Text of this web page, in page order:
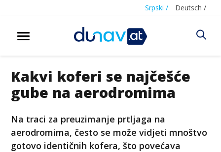
Srpski / Deutsch /
Kakvi koferi se najčešće
gube na aerodromima
Na traci za preuzimanje prtljaga na
aerodromima, često se može vidjeti mnoštvo
gotovo identičnih kofera, što povećava